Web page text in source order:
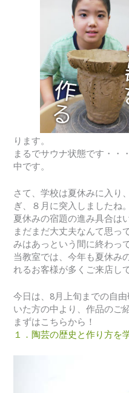
ります。
まるでサウナ状態です・・
中です。
さて、学校は夏休みに入り
ぎ、８月に突入しましたね。
夏休みの宿題の進み具合は
まだまだ大丈夫なんて思っ
みはあっという間に終わっ
当教室では、今年も夏休み
れるお客様が多くご来店し
今日は、8月上旬までの自
いた方の中より、作品のご
まずはこちらから！
１．陶芸の歴史と作り方を